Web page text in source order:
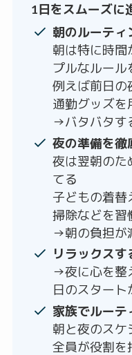
1日をスムーズに
朝のルーティ
朝は特に時間
プルなルール
例えば前日の
通勤グッズを
→バタバタす
夜の準備を徹
夜は翌朝のた
てる
子どもの着替
掃除などを習
→朝の負担が
リラックス
→夜に心を整
日のスタート
家族でルーテ
朝と夜のスケ
全員が役割を